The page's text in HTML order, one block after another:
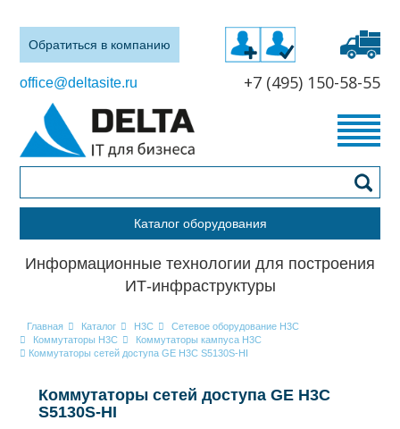
Обратиться в компанию
office@deltasite.ru +7 (495) 150-58-55
Каталог оборудования
Информационные технологии для построения
ИТ-инфраструктуры
Главная Каталог H3C
Сетевое оборудование H3C
Коммутаторы H3C
Коммутаторы кампуса H3C
Коммутаторы сетей доступа GE H3C S5130S-HI
Коммутаторы сетей доступа GE H3C
S5130S-HI